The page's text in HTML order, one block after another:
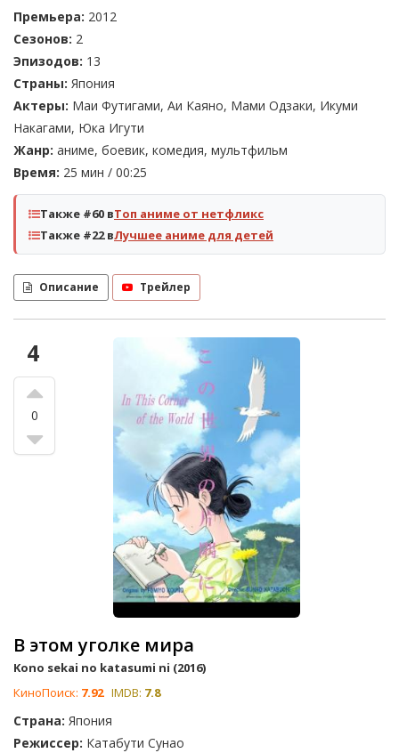
Премьера: 2012
Сезонов: 2
Эпизодов: 13
Страны: Япония
Актеры: Маи Футигами, Аи Каяно, Мами Одзаки, Икуми
Накагами, Юка Игути
Жанр: аниме, боевик, комедия, мультфильм
Время: 25 мин / 00:25
Также #60 вТоп аниме от нетфликс
Также #22 вЛучшее аниме для детей
Описание Трейлер
4
0
В этом уголке мира
Kono sekai no katasumi ni (2016)
КиноПоиск: 7.92 IMDB: 7.8
Страна: Япония
Режиссер: Катабути Сунао